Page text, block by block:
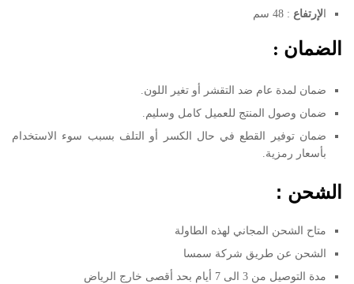
الإرتفاع : 48 سم
الضمان :
ضمان لمدة عام ضد التقشر أو تغير اللون.
ضمان وصول المنتج للعميل كامل وسليم.
ضمان توفير القطع في حال الكسر أو التلف بسبب سوء الاستخدام
بأسعار رمزية.
الشحن :
متاح الشحن المجاني لهذه الطاولة
الشحن عن طريق شركة سمسا
مدة التوصيل من 3 الى 7 أيام بحد أقصى خارج الرياض